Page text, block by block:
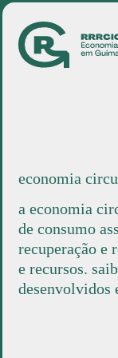
economia
a economia
de consumo
recuperação e
e recursos.
desenvolvidos